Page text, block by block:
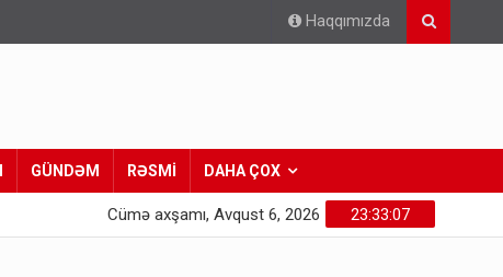
Haqqımızda
GÜNDƏM RƏSMİ DAHA ÇOX
23:33:09
Cümə axşamı, Avqust 6, 2026